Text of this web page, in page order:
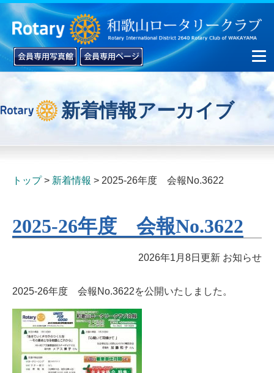
新着情報アーカイブ
トップ 新着情報 2025-26年度 会報No.3622
2025-26年度 会報No.3622
2026年1月8日更新 お知らせ
2025-26年度 会報No.3622を公開いたしました。